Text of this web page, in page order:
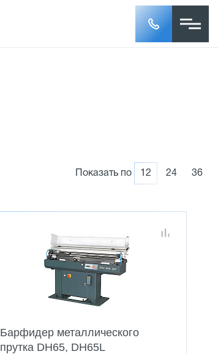
Показать по 12 24 36
Барфидер металлического
прутка DH65, DH65L